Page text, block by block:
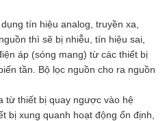
tín hiệu analog, truyền xa,
thì sẽ bị nhiễu, tín hiệu sai,
áp (sóng mang) từ các thiết bị
tần. Bộ lọc nguồn cho ra nguồn
từ thiết bị quay ngược vào hệ
bị xung quanh hoạt động ổn định,